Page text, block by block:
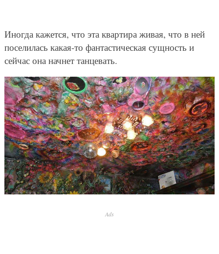
Иногда кажется, что эта квартира живая, что в ней
поселилась какая-то фантастическая сущность и
сейчас она начнет танцевать.
Ads